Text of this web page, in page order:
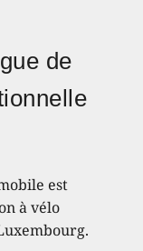
de
est
à vélo